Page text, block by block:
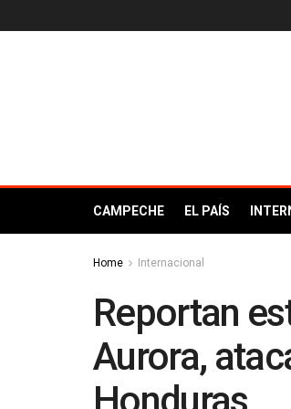
CAMPECHE EL PAÍS
Home Internacional
Reportan
Aurora,